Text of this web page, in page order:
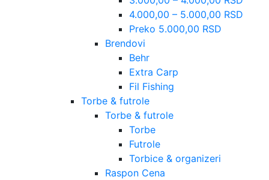
4.000,00 – 5.000,00 RSD
Preko 5.000,00 RSD
Brendovi
Behr
Extra Carp
Fil Fishing
Torbe & futrole
Torbe & futrole
Torbe
Futrole
Torbice & organizeri
Raspon Cena